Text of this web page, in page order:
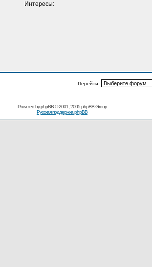
Интересы:
Перейти:
Powered byphpBB© 2001, 2005 phpBB Group
Русская поддержка phpBB